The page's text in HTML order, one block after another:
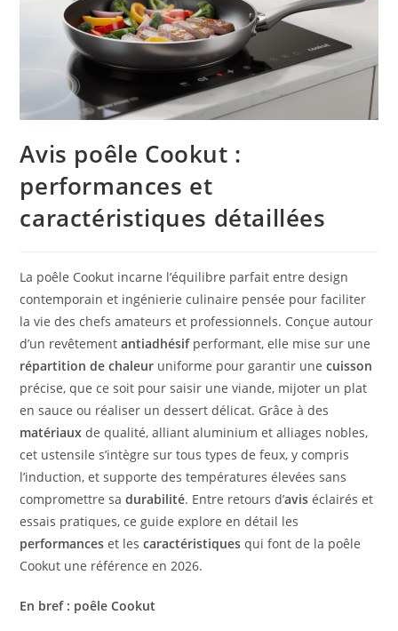
Avis poêle Cookut :
performances et
caractéristiques détaillées
La poêle Cookut incarne l’équilibre parfait entre design
contemporain et ingénierie culinaire pensée pour faciliter
la vie des chefs amateurs et professionnels. Conçue autour
d’un revêtementantiadhésifperformant, elle mise sur une
répartition de chaleur uniforme pour garantir unecuisson
précise, que ce soit pour saisir une viande, mijoter un plat
en sauce ou réaliser un dessert délicat. Grâce à des
matériaux de qualité, alliant aluminium et alliages nobles,
cet ustensile s’intègre sur tous types de feux, y compris
l’induction, et supporte des températures élevées sans
compromettre sadurabilité. Entre retours d’avis éclairés et
essais pratiques, ce guide explore en détail les
performances et lescaractéristiques qui font de la poêle
Cookut une référence en 2026.
En bref : poêle Cookut